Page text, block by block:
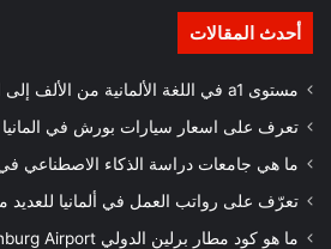
أحدث المقالات
مستوى a1 في اللغة الألمانية من الألف إلى الياء
تعرف على اسعار سيارات بورش في المانيا
ما هي جامعات دراسة الذكاء الاصطناعي في
تعرّف على رواتب العمل في ألمانيا للعديد
ما هو كود مطار برلين الدولي Berlin Brandenburg Airport